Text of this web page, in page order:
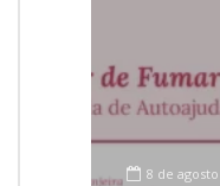
8 de